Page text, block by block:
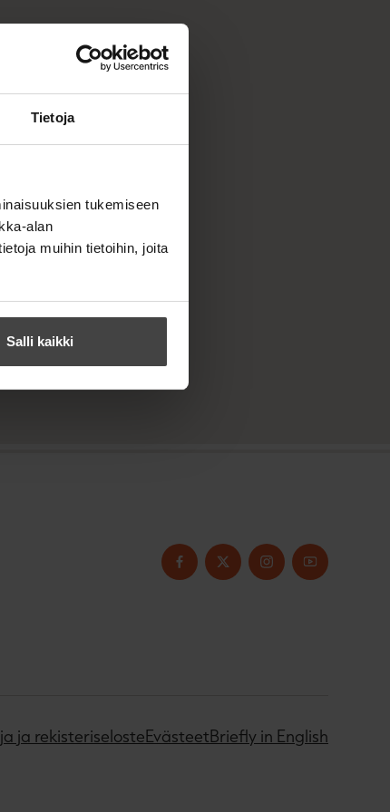
Tietoja
tukemiseen
alan
muihin tietoihin, joita
Salli kaikki
ja rekisteriselosteEvästeetBriefly in English